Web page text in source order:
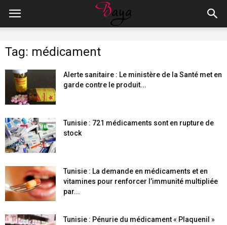
Tag: médicament
Alerte sanitaire : Le ministère de la Santé met en
garde contre le produit...
Tunisie : 721 médicaments sont en rupture de
stock
Tunisie : La demande en médicaments et en
vitamines pour renforcer l’immunité multipliée
par...
Tunisie : Pénurie du médicament « Plaquenil »